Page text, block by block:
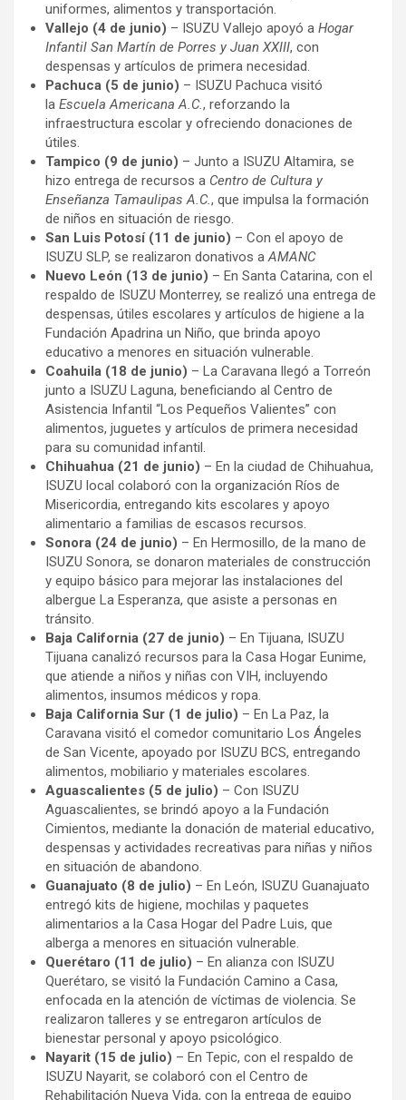
uniformes, alimentos y transportación.
Vallejo (4 de junio) – ISUZU Vallejo apoyó a Hogar
Infantil San Martín de Porres y Juan XXIII, con
despensas y artículos de primera necesidad.
Pachuca (5 de junio) – ISUZU Pachuca visitó
la Escuela Americana A.C., reforzando la
infraestructura escolar y ofreciendo donaciones de
útiles.
Tampico (9 de junio) – Junto a ISUZU Altamira, se
hizo entrega de recursos a Centro de Cultura y
Enseñanza Tamaulipas A.C., que impulsa la formación
de niños en situación de riesgo.
San Luis Potosí (11 de junio) – Con el apoyo de
ISUZU SLP, se realizaron donativos aAMANC
Nuevo León (13 de junio) – En Santa Catarina, con el
respaldo de ISUZU Monterrey, se realizó una entrega de
despensas, útiles escolares y artículos de higiene a la
Fundación Apadrina un Niño, que brinda apoyo
educativo a menores en situación vulnerable.
Coahuila (18 de junio) – La Caravana llegó a Torreón
junto a ISUZU Laguna, beneficiando al Centro de
Asistencia Infantil “Los Pequeños Valientes” con
alimentos, juguetes y artículos de primera necesidad
para su comunidad infantil.
Chihuahua (21 de junio) – En la ciudad de Chihuahua,
ISUZU local colaboró con la organización Ríos de
Misericordia, entregando kits escolares y apoyo
alimentario a familias de escasos recursos.
Sonora (24 de junio) – En Hermosillo, de la mano de
ISUZU Sonora, se donaron materiales de construcción
y equipo básico para mejorar las instalaciones del
albergue La Esperanza, que asiste a personas en
tránsito.
Baja California (27 de junio) – En Tijuana, ISUZU
Tijuana canalizó recursos para la Casa Hogar Eunime,
que atiende a niños y niñas con VIH, incluyendo
alimentos, insumos médicos y ropa.
Baja California Sur (1 de julio) – En La Paz, la
Caravana visitó el comedor comunitario Los Ángeles
de San Vicente, apoyado por ISUZU BCS, entregando
alimentos, mobiliario y materiales escolares.
Aguascalientes (5 de julio) – Con ISUZU
Aguascalientes, se brindó apoyo a la Fundación
Cimientos, mediante la donación de material educativo,
despensas y actividades recreativas para niñas y niños
en situación de abandono.
Guanajuato (8 de julio) – En León, ISUZU Guanajuato
entregó kits de higiene, mochilas y paquetes
alimentarios a la Casa Hogar del Padre Luis, que
alberga a menores en situación vulnerable.
Querétaro (11 de julio) – En alianza con ISUZU
Querétaro, se visitó la Fundación Camino a Casa,
enfocada en la atención de víctimas de violencia. Se
realizaron talleres y se entregaron artículos de
bienestar personal y apoyo psicológico.
Nayarit (15 de julio) – En Tepic, con el respaldo de
ISUZU Nayarit, se colaboró con el Centro de
Rehabilitación Nueva Vida, con la entrega de equipo